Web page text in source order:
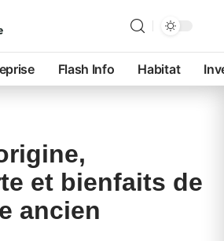
Flash Info Habitat
et bienfaits de
ancien